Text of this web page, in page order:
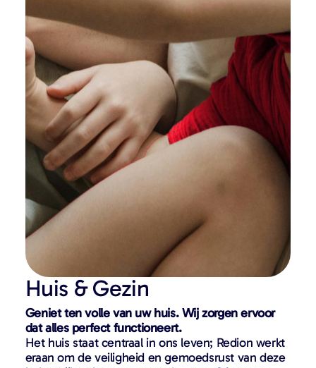
Huis & Gezin
Geniet ten volle van uw huis. Wij zorgen ervoor
dat alles perfect functioneert.
Het huis staat centraal in ons leven; Redion werkt
eraan om de veiligheid en gemoedsrust van deze